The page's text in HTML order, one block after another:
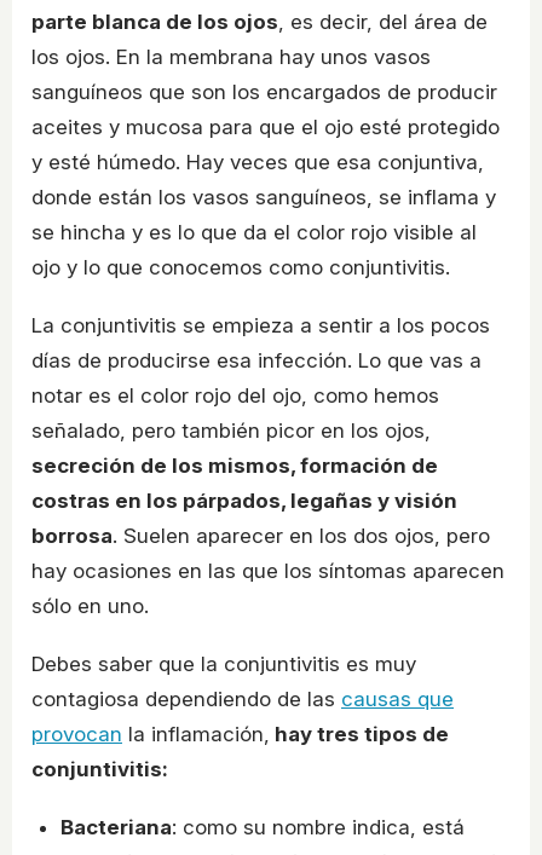
parte blanca de los ojos, es decir, del área de
los ojos. En la membrana hay unos vasos
sanguíneos que son los encargados de producir
aceites y mucosa para que el ojo esté protegido
y esté húmedo. Hay veces que esa conjuntiva,
donde están los vasos sanguíneos, se inflama y
se hincha y es lo que da el color rojo visible al
ojo y lo que conocemos como conjuntivitis.
La conjuntivitis se empieza a sentir a los pocos
días de producirse esa infección. Lo que vas a
notar es el color rojo del ojo, como hemos
señalado, pero también picor en los ojos,
secreción de los mismos, formación de
costras en los párpados, legañas y visión
borrosa. Suelen aparecer en los dos ojos, pero
hay ocasiones en las que los síntomas aparecen
sólo en uno.
Debes saber que la conjuntivitis es muy
contagiosa dependiendo de las causas que
provocan la inflamación, hay tres tipos de
conjuntivitis:
Bacteriana: como su nombre indica, está